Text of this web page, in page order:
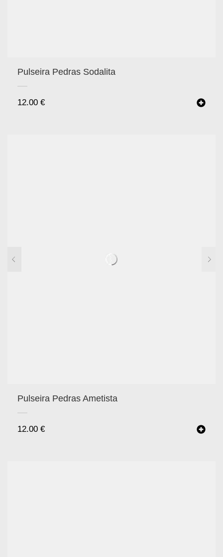
Pulseira Pedras Sodalita
12.00 €
Pulseira Pedras Ametista
12.00 €